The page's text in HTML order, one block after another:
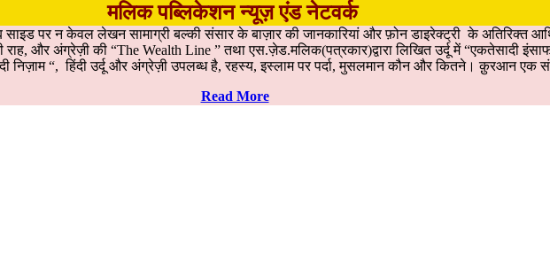
मलिक पब्लिकेशन न्यूज़ एंड नेटवर्क
पर न केवल लेखन सामाग्री बल्की संसार के बाज़ार की जानकारियां और फ़ोन डाइरेक्ट्री के अतिरिक्त
की राह, और अंग्रेज़ी की “The Wealth Line ” तथा एस.ज़ेड.मलिक(पत्रकार)द्वारा लिखित उर्दू में “एकतेसादी
निज़ाम “, हिंदी उर्दू और अंग्रेज़ी उपलब्ध है, रहस्य, इस्लाम पर पर्दा, मुसलमान कौन और कितने। क़ुरआन एक
Read More